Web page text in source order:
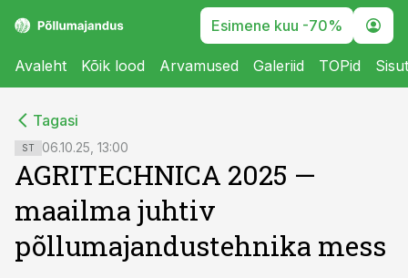
Esimene kuu -70%
Avaleht Kõik lood Arvamused Galeriid TOPid
Tagasi
ST 06.10.25, 13:00
AGRITECHNICA 2025 —
maailma juhtiv
põllumajandustehnika mess